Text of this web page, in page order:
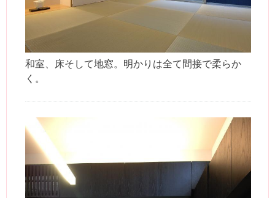
和室、床そして地窓。明かりは全て間接で柔らか
く。